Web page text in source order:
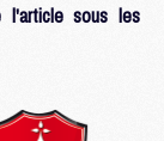
l'article sous les